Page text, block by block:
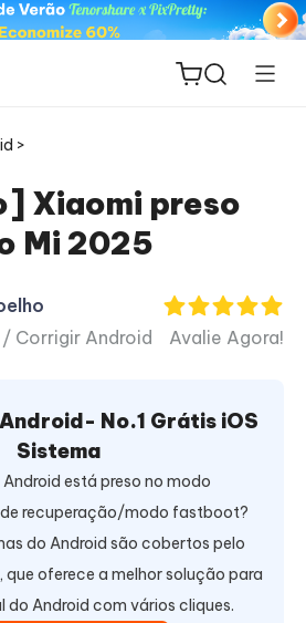
>
Xiaomi preso
Mi 2025
/ Corrigir Android Avalie Agora!
No.1 Grátis iOS
Sistema
está preso no modo
recuperação/modo fastboot?
do Android são cobertos pelo
que oferece a melhor solução para
do Android com vários cliques.